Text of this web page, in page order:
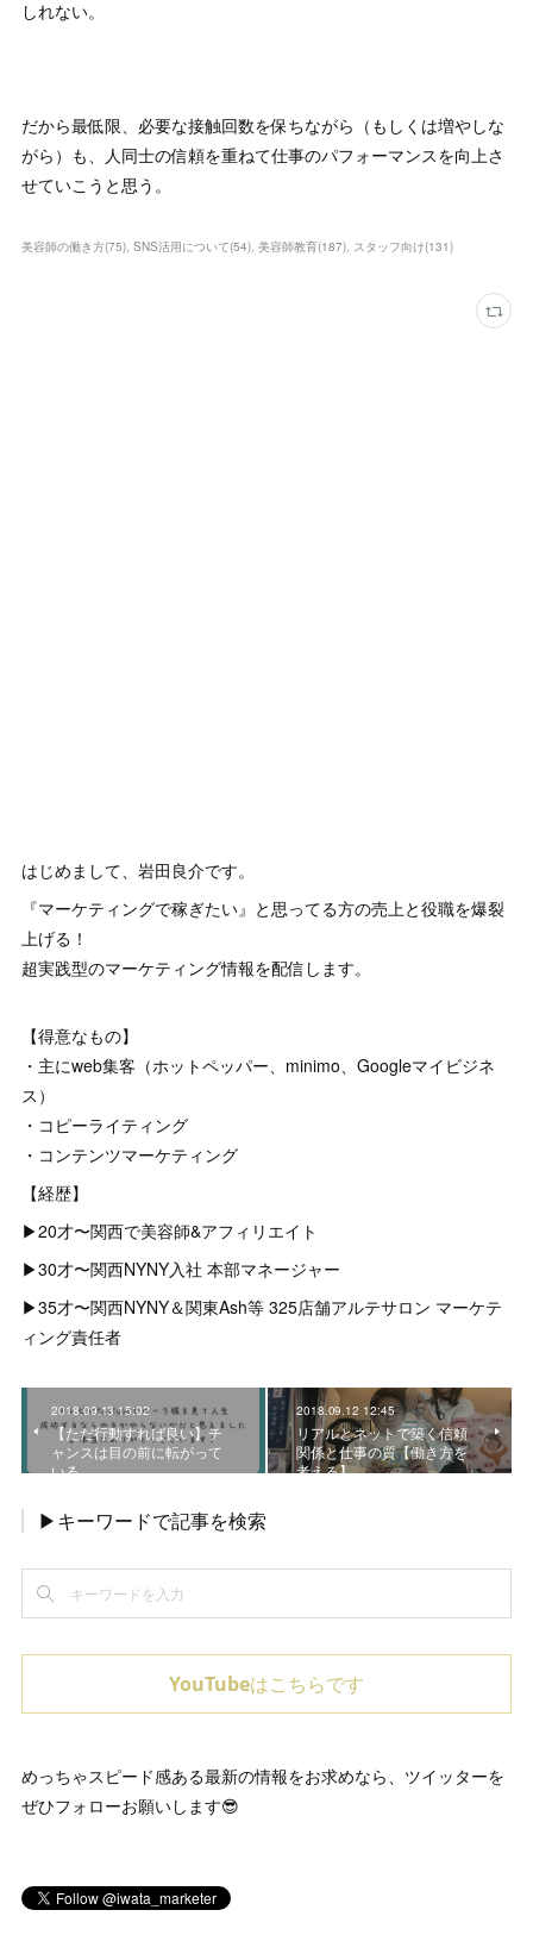
しれない。
だから最低限、必要な接触回数を保ちながら（もしくは増やしな
がら）も、人同士の信頼を重ねて仕事のパフォーマンスを向上さ
せていこうと思う。
美容師の働き方(75) SNS活用について(54) 美容師教育(187) スタッフ向け(131)
はじめまして、岩田良介です。
『マーケティングで稼ぎたい』と思ってる方の売上と役職を爆裂
上げる！
超実践型のマーケティング情報を配信します。
【得意なもの】
・主にweb集客（ホットペッパー、minimo、Googleマイビジネ
ス）
・コピーライティング
・コンテンツマーケティング
【経歴】
▶︎20才〜関西で美容師&アフィリエイト
▶︎30才〜関西NYNY入社 本部マネージャー
▶︎35才〜関西NYNY＆関東Ash等 325店舗アルテサロン マーケテ
ィング責任者
2018.09.13 15:02
【ただ行動すれば良い】チ
ャンスは目の前に転がって
いる
2018.09.12 12:45
リアルとネットで築く信頼
関係と仕事の質【働き方を
考える】
▶キーワードで記事を検索
YouTubeはこちらです
めっちゃスピード感ある最新の情報をお求めなら、ツイッターを
ぜひフォローお願いします😎